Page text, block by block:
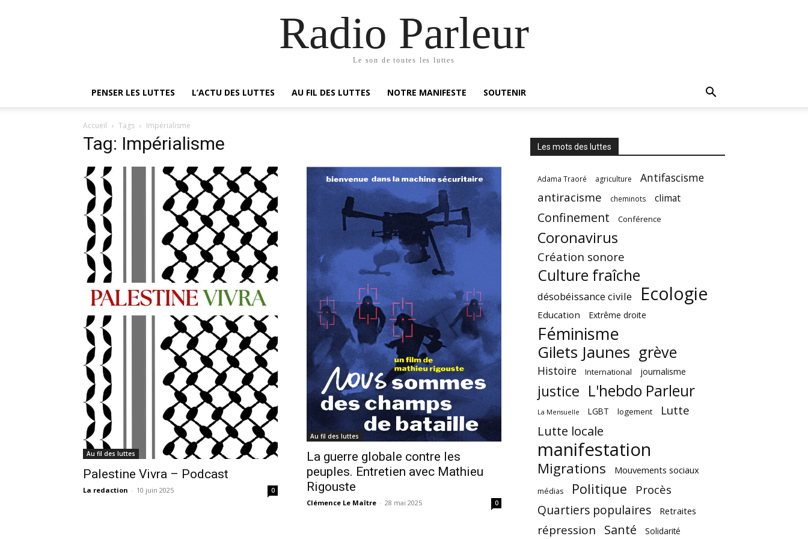
Radio Parleur
Le son de toutes les luttes
PENSER LES LUTTES L’ACTU DES LUTTES AU FIL DES LUTTES NOTRE MANIFESTE SOUTENIR
Accueil Tags Impérialisme
Tag: Impérialisme
Au fil des luttes
Palestine Vivra – Podcast
La redaction - 10 juin 2025 0
Au fil des luttes
La guerre globale contre les
peuples. Entretien avec Mathieu
Rigouste
Clémence Le Maître - 28 mai 2025 0
Les mots des luttes
Adama Traoré agriculture Antifascisme
antiracisme cheminots climat
Confinement Conférence
Coronavirus
Création sonore
Culture fraîche
désobéissance civile Ecologie
Education Extrême droite
Féminisme
Gilets Jaunes grève
Histoire International journalisme
justice L'hebdo Parleur
La Mensuelle LGBT logement Lutte
Lutte locale
manifestation
Migrations Mouvements sociaux
médias Politique Procès
Quartiers populaires Retraites
répression Santé Solidarité